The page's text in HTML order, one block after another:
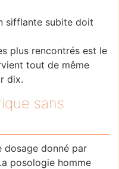
sifflante subite doit
plus rencontrés est le
tout de même
dix.
sans
dosage donné par
posologie homme